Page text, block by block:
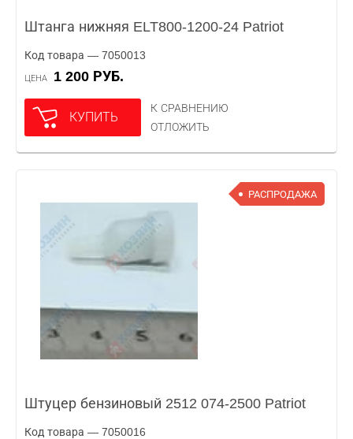
Штанга нижняя ELT800-1200-24 Patriot
Код товара — 7050013
ЦЕНА 1 200 РУБ.
КУПИТЬ
К СРАВНЕНИЮ
ОТЛОЖИТЬ
РАСПРОДАЖА
Штуцер бензиновый 2512 074-2500 Patriot
Код товара — 7050016